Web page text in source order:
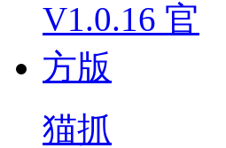
猫抓